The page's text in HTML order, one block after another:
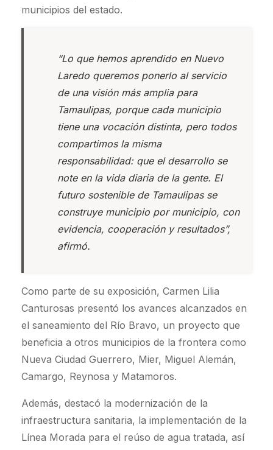
municipios del estado.
“Lo que hemos aprendido en Nuevo
Laredo queremos ponerlo al servicio
de una visión más amplia para
Tamaulipas, porque cada municipio
tiene una vocación distinta, pero todos
compartimos la misma
responsabilidad: que el desarrollo se
note en la vida diaria de la gente. El
futuro sostenible de Tamaulipas se
construye municipio por municipio, con
evidencia, cooperación y resultados”,
afirmó.
Como parte de su exposición, Carmen Lilia
Canturosas presentó los avances alcanzados en
el saneamiento del Río Bravo, un proyecto que
beneficia a otros municipios de la frontera como
Nueva Ciudad Guerrero, Mier, Miguel Alemán,
Camargo, Reynosa y Matamoros.
Además, destacó la modernización de la
infraestructura sanitaria, la implementación de la
Línea Morada para el reúso de agua tratada, así